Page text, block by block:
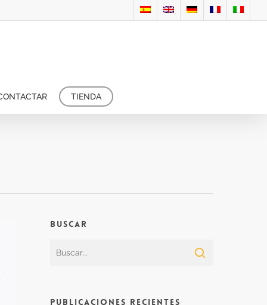
TIENDA
Buscar
Publicaciones recientes